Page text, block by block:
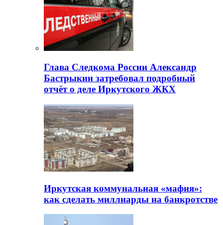
Глава Следкома России Александр
Бастрыкин затребовал подробный
отчёт о деле Иркутского ЖКХ
Иркутская коммунальная «мафия»:
как сделать миллиарды на банкротстве